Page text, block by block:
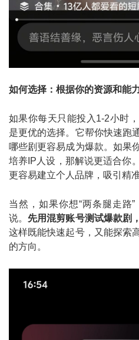
如何选择：根据你的资源和能
如果你每天只能投入1-2小时
是更优的选择。它帮你快速跑
哪些剧更容易成为爆款。如果
培养IP人设，那解说更适合你
更容易建立个人品牌，吸引精准
当然，如果你想“两条腿走路
说。 先用混剪账号测试爆款剧
这样既能快速起号，又能探索
的方向。